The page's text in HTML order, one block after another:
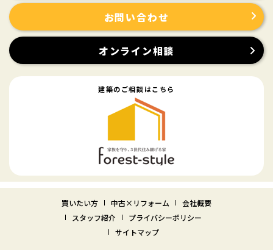
お問い合わせ
オンライン相談
建築のご相談はこちら
買いたい方 中古×リフォーム
会社概要
スタッフ紹介
プライバシーポリシー
サイトマップ